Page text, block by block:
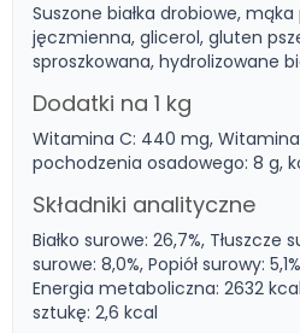
Suszone białka drobiowe,
jęczmienna, glicerol, gluten
sproszkowana, hydrolizowane
Dodatki na 1 kg
Witamina C: 440 mg,
pochodzenia osadowego: 8 g,
Składniki analityczne
Białko surowe: 26,7%, Tłuszcze
surowe: 8,0%, Popiół surowy:
Energia metaboliczna: 2632
sztukę: 2,6 kcal